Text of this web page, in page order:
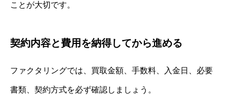
ことが大切です。
契約内容と費用を納得してから進める
ファクタリングでは、買取金額、手数料、入金日、必要
書類、契約方式を必ず確認しましょう。